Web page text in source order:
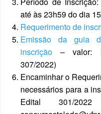
até às 23h59 do dia
Requerimento de
Emissão da guia
inscrição – valor:
307/2022)
Encaminhar o
necessários para a
Edital 301/